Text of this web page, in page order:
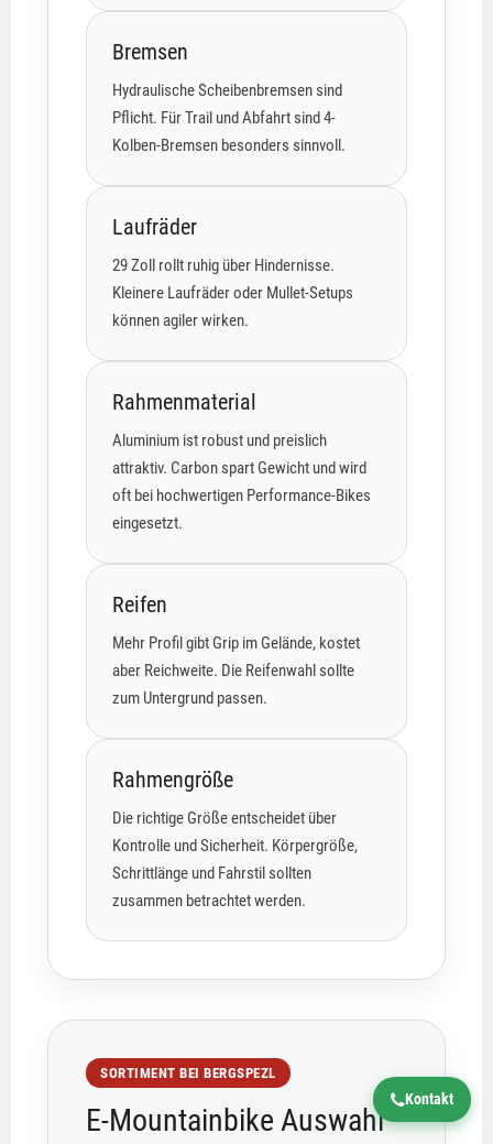
Bremsen
Hydraulische Scheibenbremsen sind
Pflicht. Für Trail und Abfahrt sind 4-
Kolben-Bremsen besonders sinnvoll.
Laufräder
29 Zoll rollt ruhig über Hindernisse.
Kleinere Laufräder oder Mullet-Setups
können agiler wirken.
Rahmenmaterial
Aluminium ist robust und preislich
attraktiv. Carbon spart Gewicht und wird
oft bei hochwertigen Performance-Bikes
eingesetzt.
Reifen
Mehr Profil gibt Grip im Gelände, kostet
aber Reichweite. Die Reifenwahl sollte
zum Untergrund passen.
Rahmengröße
Die richtige Größe entscheidet über
Kontrolle und Sicherheit. Körpergröße,
Schrittlänge und Fahrstil sollten
zusammen betrachtet werden.
SORTIMENT BEI BERGSPEZL
E-Mountainbike Auswahl
Kontakt